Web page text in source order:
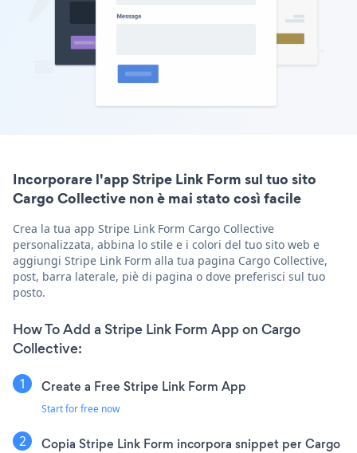
Incorporare l'app Stripe Link Form sul tuo sito
Cargo Collective non è mai stato così facile
Crea la tua app Stripe Link Form Cargo Collective
personalizzata, abbina lo stile e i colori del tuo sito web e
aggiungi Stripe Link Form alla tua pagina Cargo Collective,
post, barra laterale, piè di pagina o dove preferisci sul tuo
posto.
How To Add a Stripe Link Form App on Cargo
Collective:
Create a Free Stripe Link Form App
Start for free now
Copia Stripe Link Form incorpora snippet per Cargo